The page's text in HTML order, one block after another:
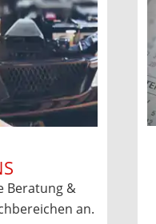
Beratung &
an.